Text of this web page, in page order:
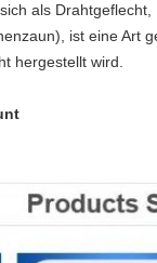
als
ist eine Art
hergestellt wird.